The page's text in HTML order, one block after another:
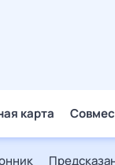
карта